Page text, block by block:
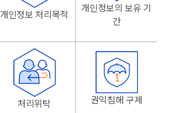
개인정보 처리목적
개인정보의 보유 기
간
처리위탁 권익침해 구제